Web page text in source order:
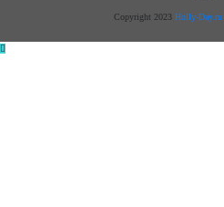
Copyright 2023 Holly-Day.ru